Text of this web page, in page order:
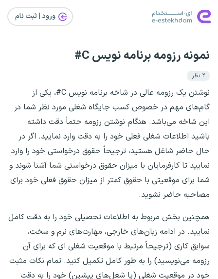
ورود | ثبت‌ نام
نمونه رزومه برنامه نویس C#
۲ نظر
نوشتن یک رزومه عالی در شاخه برنامه نویس C#، یکی از
گام‌های مهم در خصوص کسب جایگاه شغلی مورد نظر شما در
این شاخه می‌باشد. هنگام نوشتن رزومه حتماً دقت داشته
باشید اطلاعات شغلی فعلی خود را به دقت وارد نمایید. اگر در
حال حاضر شاغل هستید، ترجیحاً حقوق درخواستی خود را وارد
نمایید تا کارفرمایان با میزان حقوق درخواستی شما آشنا شوند و
شما برای موقعیتی با حقوق کمتر از میزان حقوق فعلی خود برای
مصاحبه حاضر نشوید.
همچنین بخش مربوط به اطلاعات تحصیلی خود را به دقت کامل
نمایید. در ادامه زبان‌های خارجی، مهارت‌های نرم و سخت،
سوابق کاری (ترجیحاً مرتبط با موقعیت شغلی ای که برای آن
رزومه می‌نویسید) را به طور کامل تکمیل کنید. تمام نکات مثبت
خود در موقعیت شغلی (یا شغل‌های پیشین) خود را به دقت